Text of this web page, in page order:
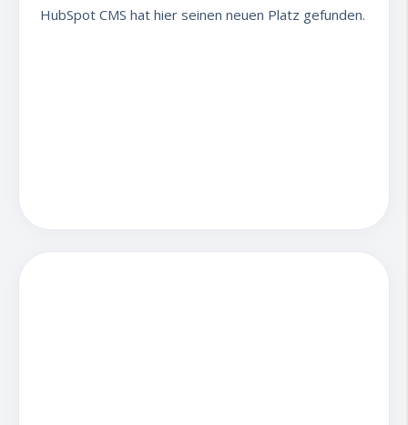
HubSpot CMS hat hier seinen neuen Platz gefunden.